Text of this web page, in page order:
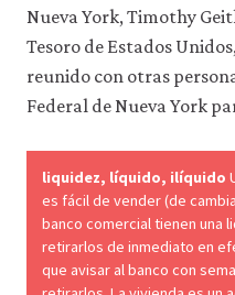
analíticas
solo
instalarán
si
aceptas.
No
vendemos
cedemos
datos
personales
Nueva York, Timothy
Tesoro de Estados
reunido con otras
Federal de Nueva York
liquidez, líquido, ilíquido
es fácil de vender (de
banco comercial tienen una
retirarlos de inmediato en
que avisar al banco con